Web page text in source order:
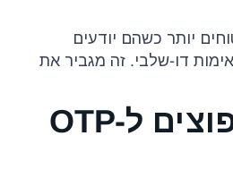
יותר כשהם יודעים
דו-שלבי. זה מגביר את
שימושים נפוצים ל-OTP